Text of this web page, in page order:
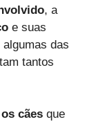
, a
e suas
das
tantos
cães que